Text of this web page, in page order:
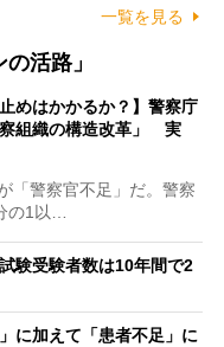
一覧を見る
活路」
めはかかるか？】警察庁
組織の構造改革」 実
「警察官不足」だ。警察
の1以…
験受験者数は10年間で2
に加えて「患者不足」に